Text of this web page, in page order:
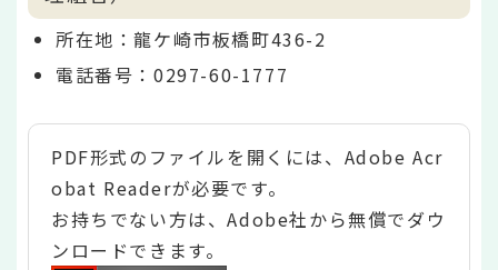
所在地：龍ケ崎市板橋町436-2
電話番号：0297-60-1777
PDF形式のファイルを開くには、Adobe Acr
obat Readerが必要です。
お持ちでない方は、Adobe社から無償でダウ
ンロードできます。